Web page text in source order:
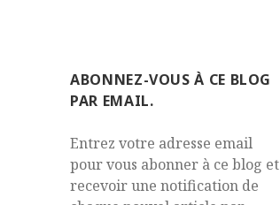
ABONNEZ-VOUS À CE BLOG
PAR EMAIL.
Entrez votre adresse email
pour vous abonner à ce blog et
recevoir une notification de